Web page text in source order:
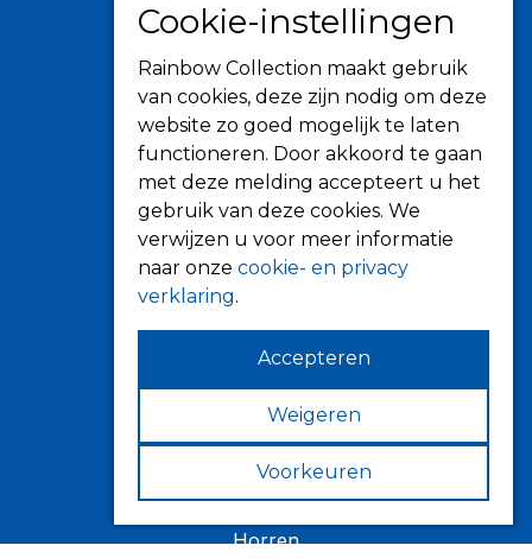
Informatie
Over ons
Tips
Verkooppunten
Zonwering
Knikarmschermen
Uitvalschermen
Rolluiken
Screens
Terrasoverkapping
Verandazonwering
Markiezen
Horren
Cookie-instellingen
Rainbow Collection maakt gebruik
van cookies, deze zijn nodig om deze
website zo goed mogelijk te laten
functioneren. Door akkoord te gaan
met deze melding accepteert u het
gebruik van deze cookies. We
verwijzen u voor meer informatie
naar onze cookie- en privacy
verklaring.
Accepteren
Weigeren
Voorkeuren